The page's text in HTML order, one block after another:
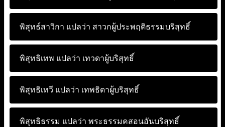
พิสุทธ์สาวิกา แปลว่า สาวกผู้ประพฤติธรรมบริสุทธิ์
พิสุทธิเทพ แปลว่า เทวดาผู้บริสุทธิ์
พิสุทธิเทวี แปลว่า เทพธิดาผู้บริสุทธิ์
พิสุทธิธรรม แปลว่า พระธรรมคสอนอันบริสุทธิ์